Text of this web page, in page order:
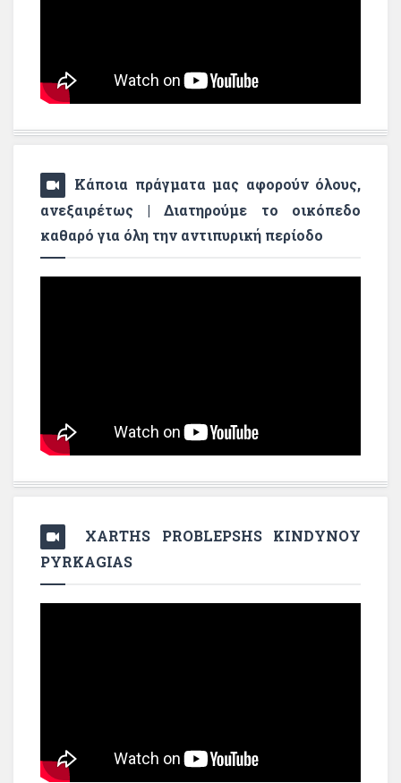
Κάποια πράγματα μας αφορούν όλους,
ανεξαιρέτως | Διατηρούμε το οικόπεδο
καθαρό για όλη την αντιπυρική περίοδο
XARTHS PROBLEPSHS KINDYNOY
PYRKAGIAS